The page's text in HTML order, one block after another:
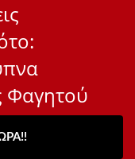
Φαγητού